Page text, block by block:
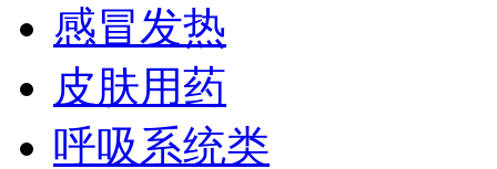
感冒发热
皮肤用药
呼吸系统类